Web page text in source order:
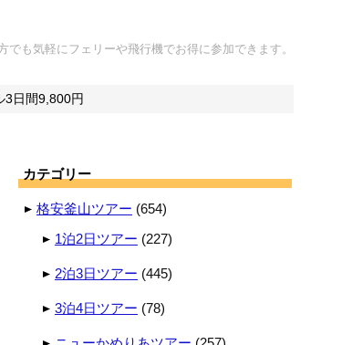
も気軽にフェリーや飛行機でお得に参加できます。
3日間9,800円
カテゴリー
格安釜山ツアー (654)
1泊2日ツアー (227)
2泊3日ツアー (445)
3泊4日ツアー (78)